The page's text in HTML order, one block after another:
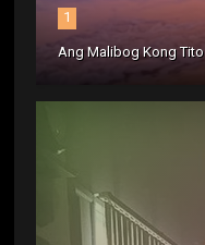
1
Ang Malibog Kong Tito